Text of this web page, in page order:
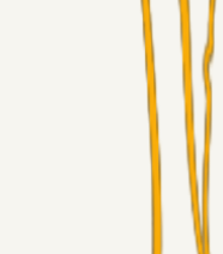
Superliga-truppen
04. aug. 2026
Medie: Tahirovic til
Superliga-truppen
03. aug.
Kunne Sami Jalal
03. aug. 2026